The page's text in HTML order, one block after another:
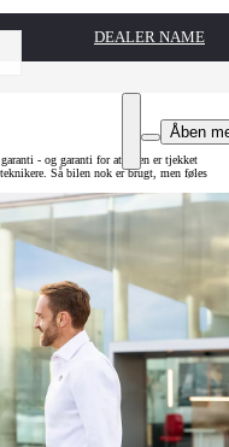
DEALER NAME
Åben
- og garanti for at bilen er tjekket
Så bilen nok er brugt, men føles